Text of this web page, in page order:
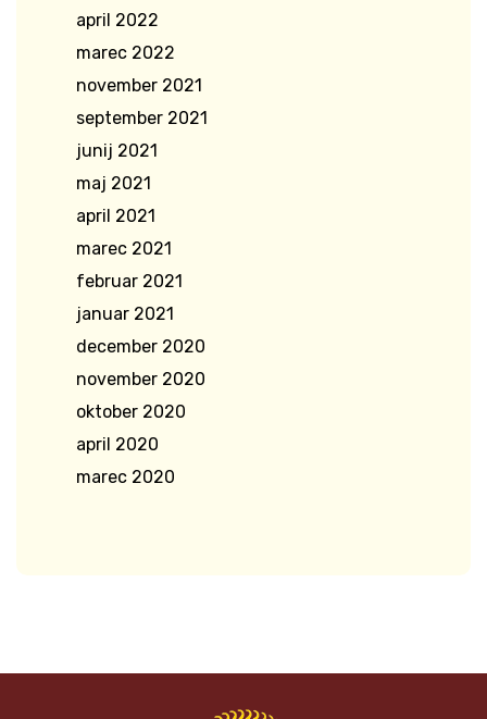
april 2022
marec 2022
november 2021
september 2021
junij 2021
maj 2021
april 2021
marec 2021
februar 2021
januar 2021
december 2020
november 2020
oktober 2020
april 2020
marec 2020